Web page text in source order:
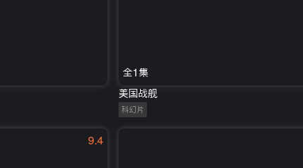
全1集
美国战舰
科幻片
9.4